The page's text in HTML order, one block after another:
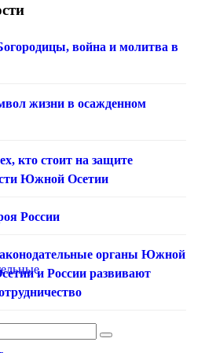
война и молитва в
жизни в осажденном
кто стоит на защите
Южной Осетии
России
органы Южной
и России развивают